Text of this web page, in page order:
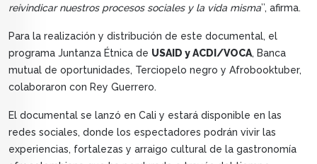
reivindicar nuestros procesos sociales y la vida misma’’, afirma.
Para la realización y distribución de este documental, el
programa Juntanza Étnica de USAID y ACDI/VOCA, Banca
mutual de oportunidades, Terciopelo negro y Afrobooktuber,
colaboraron con Rey Guerrero.
El documental se lanzó en Cali y estará disponible en las
redes sociales, donde los espectadores podrán vivir las
experiencias, fortalezas y arraigo cultural de la gastronomía